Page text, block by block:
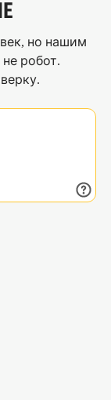
но нашим
робот.